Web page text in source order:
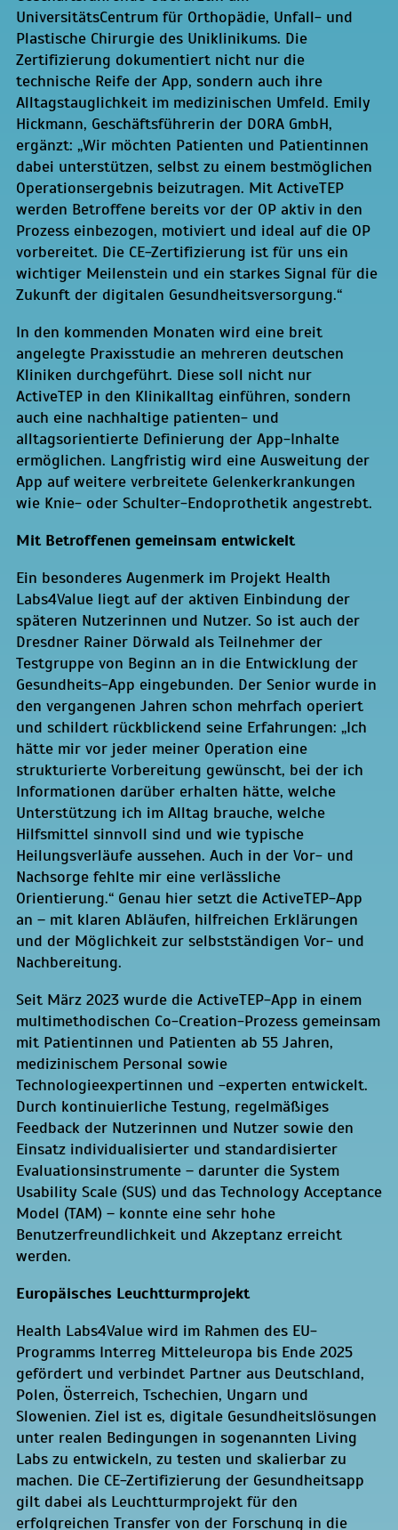
UniversitätsCentrum für Orthopädie, Unfall- und
Plastische Chirurgie des Uniklinikums. Die
Zertifizierung dokumentiert nicht nur die
technische Reife der App, sondern auch ihre
Alltagstauglichkeit im medizinischen Umfeld. Emily
Hickmann, Geschäftsführerin der DORA GmbH,
ergänzt: „Wir möchten Patienten und Patientinnen
dabei unterstützen, selbst zu einem bestmöglichen
Operationsergebnis beizutragen. Mit ActiveTEP
werden Betroffene bereits vor der OP aktiv in den
Prozess einbezogen, motiviert und ideal auf die OP
vorbereitet. Die CE-Zertifizierung ist für uns ein
wichtiger Meilenstein und ein starkes Signal für die
Zukunft der digitalen Gesundheitsversorgung.“
In den kommenden Monaten wird eine breit
angelegte Praxisstudie an mehreren deutschen
Kliniken durchgeführt. Diese soll nicht nur
ActiveTEP in den Klinikalltag einführen, sondern
auch eine nachhaltige patienten- und
alltagsorientierte Definierung der App-Inhalte
ermöglichen. Langfristig wird eine Ausweitung der
App auf weitere verbreitete Gelenkerkrankungen
wie Knie- oder Schulter-Endoprothetik angestrebt.
Mit Betroffenen gemeinsam entwickelt
Ein besonderes Augenmerk im Projekt Health
Labs4Value liegt auf der aktiven Einbindung der
späteren Nutzerinnen und Nutzer. So ist auch der
Dresdner Rainer Dörwald als Teilnehmer der
Testgruppe von Beginn an in die Entwicklung der
Gesundheits-App eingebunden. Der Senior wurde in
den vergangenen Jahren schon mehrfach operiert
und schildert rückblickend seine Erfahrungen: „Ich
hätte mir vor jeder meiner Operation eine
strukturierte Vorbereitung gewünscht, bei der ich
Informationen darüber erhalten hätte, welche
Unterstützung ich im Alltag brauche, welche
Hilfsmittel sinnvoll sind und wie typische
Heilungsverläufe aussehen. Auch in der Vor- und
Nachsorge fehlte mir eine verlässliche
Orientierung.“ Genau hier setzt die ActiveTEP-App
an – mit klaren Abläufen, hilfreichen Erklärungen
und der Möglichkeit zur selbstständigen Vor- und
Nachbereitung.
Seit März 2023 wurde die ActiveTEP-App in einem
multimethodischen Co-Creation-Prozess gemeinsam
mit Patientinnen und Patienten ab 55 Jahren,
medizinischem Personal sowie
Technologieexpertinnen und -experten entwickelt.
Durch kontinuierliche Testung, regelmäßiges
Feedback der Nutzerinnen und Nutzer sowie den
Einsatz individualisierter und standardisierter
Evaluationsinstrumente – darunter die System
Usability Scale (SUS) und das Technology Acceptance
Model (TAM) – konnte eine sehr hohe
Benutzerfreundlichkeit und Akzeptanz erreicht
werden.
Europäisches Leuchtturmprojekt
Health Labs4Value wird im Rahmen des EU-
Programms Interreg Mitteleuropa bis Ende 2025
gefördert und verbindet Partner aus Deutschland,
Polen, Österreich, Tschechien, Ungarn und
Slowenien. Ziel ist es, digitale Gesundheitslösungen
unter realen Bedingungen in sogenannten Living
Labs zu entwickeln, zu testen und skalierbar zu
machen. Die CE-Zertifizierung der Gesundheitsapp
gilt dabei als Leuchtturmprojekt für den
erfolgreichen Transfer von der Forschung in die